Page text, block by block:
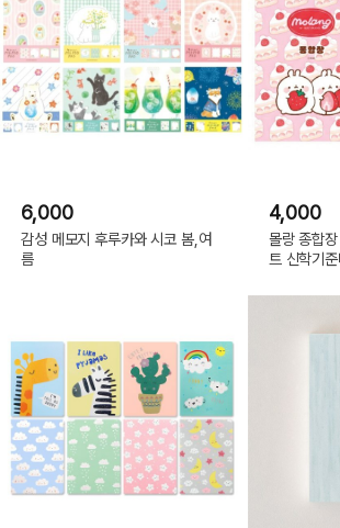
6,000
감성 메모지 후루카와 시코 봄,여
름
4,000
몰랑 종합
트 신학기